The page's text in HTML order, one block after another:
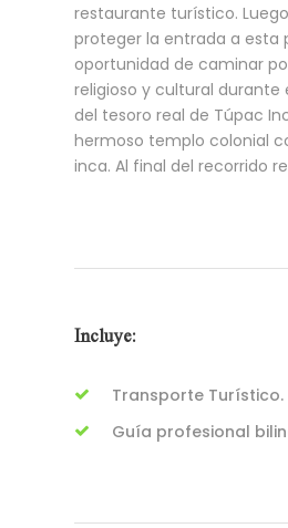
restaurante turístico.
proteger la entrada a esta
oportunidad de caminar
religioso y cultural durante
del tesoro real de Túpac
hermoso templo colonial
inca. Al final del recorrido
Incluye:
Transporte Turístico.
Guía profesional